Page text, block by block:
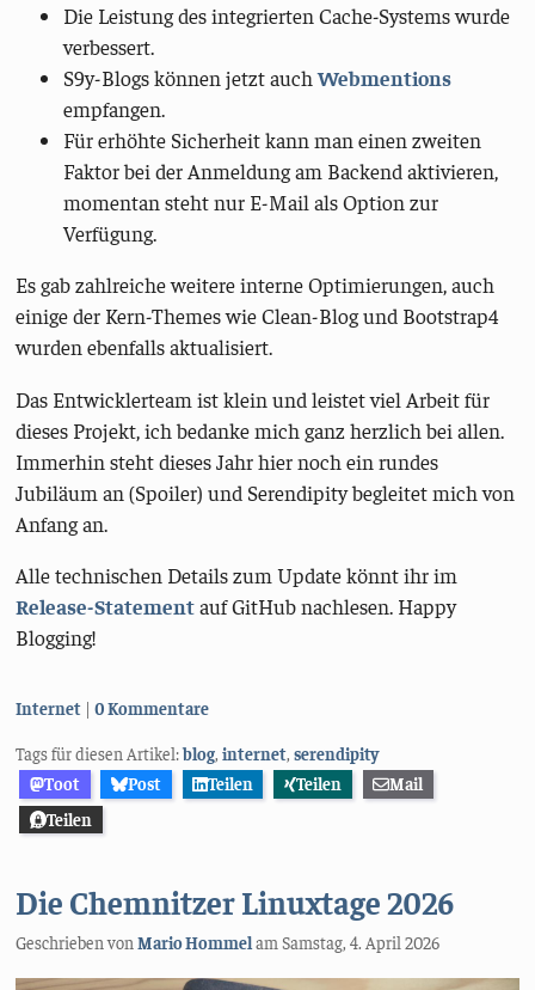
Die Leistung des integrierten Cache-Systems wurde
verbessert.
S9y-Blogs können jetzt auchWebmentions
empfangen.
Für erhöhte Sicherheit kann man einen zweiten
Faktor bei der Anmeldung am Backend aktivieren,
momentan steht nur E-Mail als Option zur
Verfügung.
Es gab zahlreiche weitere interne Optimierungen, auch
einige der Kern-Themes wie Clean-Blog und Bootstrap4
wurden ebenfalls aktualisiert.
Das Entwicklerteam ist klein und leistet viel Arbeit für
dieses Projekt, ich bedanke mich ganz herzlich bei allen.
Immerhin steht dieses Jahr hier noch ein rundes
Jubiläum an (Spoiler) und Serendipity begleitet mich von
Anfang an.
Alle technischen Details zum Update könnt ihr im
Release-Statementauf GitHub nachlesen. Happy
Blogging!
Kategorien:
Internet 0 Kommentare
Tags für diesen Artikel:blog,internet,serendipity
Toot
Post Teilen Teilen
Mail
Teilen
Die Chemnitzer Linuxtage 2026
Geschrieben vonMario HommelamSamstag, 4. April 2026